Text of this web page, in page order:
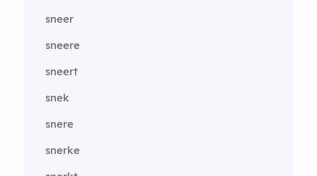
sneer
sneere
sneert
snek
snere
snerke